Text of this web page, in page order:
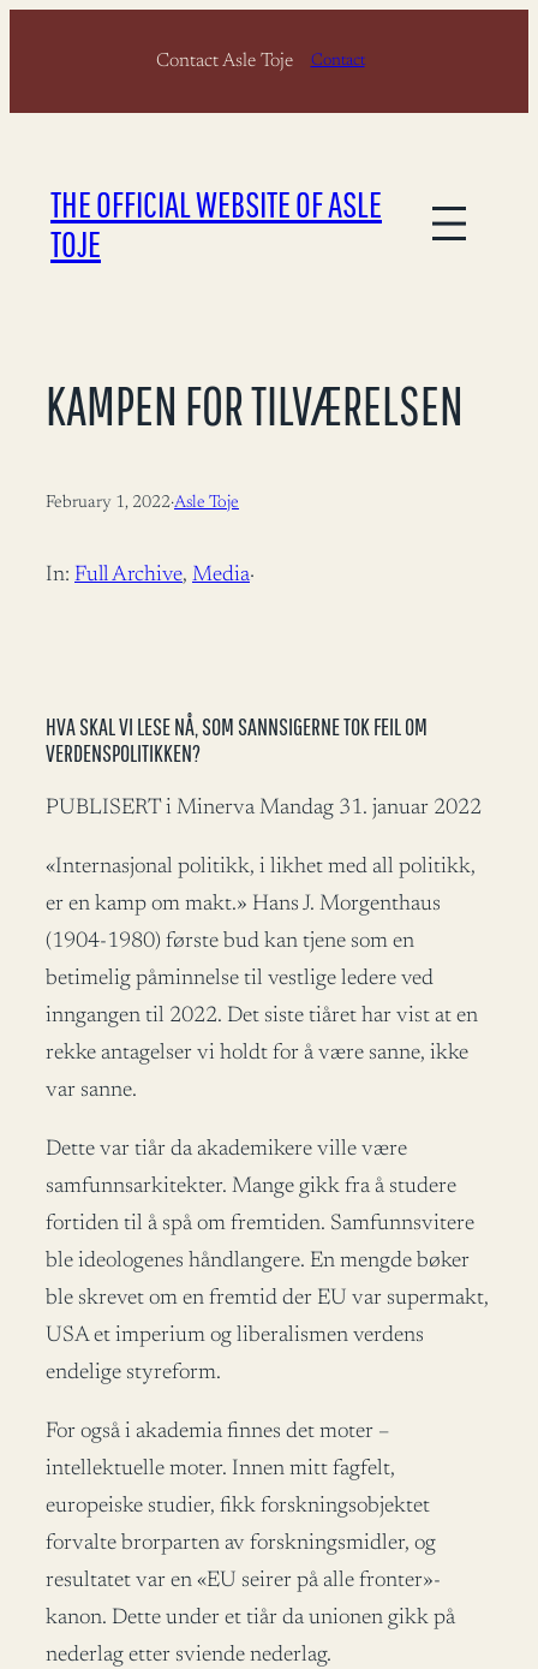
Contact Asle Toje Contact
THE OFFICIAL WEBSITE OF ASLE
TOJE
KAMPEN FOR TILVÆRELSEN
February 1, 2022·Asle Toje
In: Full Archive, Media·
HVA SKAL VI LESE NÅ, SOM SANNSIGERNE TOK FEIL OM
VERDENSPOLITIKKEN?
PUBLISERT i Minerva Mandag 31. januar 2022
«Internasjonal politikk, i likhet med all politikk,
er en kamp om makt.» Hans J. Morgenthaus
(1904-1980) første bud kan tjene som en
betimelig påminnelse til vestlige ledere ved
inngangen til 2022. Det siste tiåret har vist at en
rekke antagelser vi holdt for å være sanne, ikke
var sanne.
Dette var tiår da akademikere ville være
samfunnsarkitekter. Mange gikk fra å studere
fortiden til å spå om fremtiden. Samfunnsvitere
ble ideologenes håndlangere. En mengde bøker
ble skrevet om en fremtid der EU var supermakt,
USA et imperium og liberalismen verdens
endelige styreform.
For også i akademia finnes det moter –
intellektuelle moter. Innen mitt fagfelt,
europeiske studier, fikk forskningsobjektet
forvalte brorparten av forskningsmidler, og
resultatet var en «EU seirer på alle fronter»-
kanon. Dette under et tiår da unionen gikk på
nederlag etter sviende nederlag.